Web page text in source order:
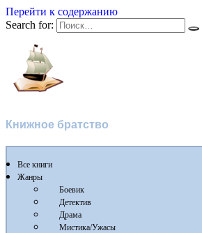
Перейти к содержанию
Search for:
Книжное братство
Все книги
Жанры
Боевик
Детектив
Драма
Мистика/Ужасы